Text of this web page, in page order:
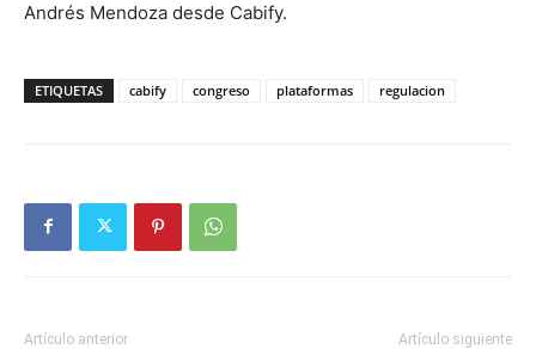
Andrés Mendoza desde Cabify.
ETIQUETAS cabify congreso plataformas regulacion
Artículo anterior Artículo siguiente